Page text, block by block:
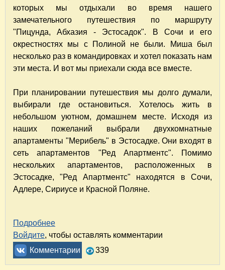
которых мы отдыхали во время нашего
замечательного путешествия по маршруту
"Пицунда, Абхазия - Эстосадок". В Сочи и его
окрестностях мы с Полиной не были. Миша был
несколько раз в командировках и хотел показать нам
эти места. И вот мы приехали сюда все вместе.
При планировании путешествия мы долго думали,
выбирали где остановиться. Хотелось жить в
небольшом уютном, домашнем месте. Исходя из
наших пожеланий выбрали двухкомнатные
апартаменты "Мерибель" в Эстосадке. Они входят в
сеть апартаментов "Ред Апартментс". Помимо
нескольких апартаментов, расположенных в
Эстосадке, "Ред Апартментс" находятся в Сочи,
Адлере, Сириусе и Красной Поляне.
Подробнее
Войдите, чтобы оставлять комментарии
Комментарии
339